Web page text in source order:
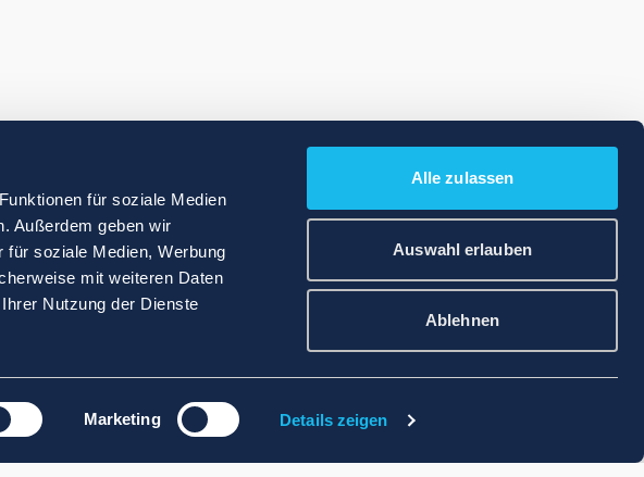
für soziale Medien
Außerdem geben wir
für soziale Medien, Werbung
mit weiteren Daten
Nutzung der Dienste
Marketing Details zeigen
Alle zulassen
Auswahl erlauben
Ablehnen